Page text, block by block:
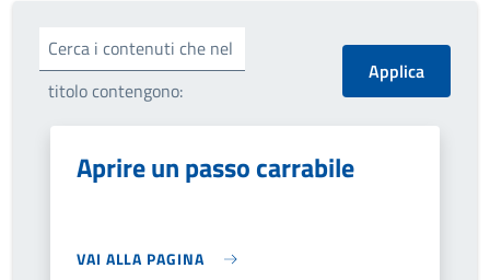
Cerca i contenuti che nel
titolo contengono:
Aprire un passo carrabile
VAI ALLA PAGINA